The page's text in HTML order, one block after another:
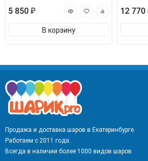
5 850 ₽
В корзину
12 770
Продажа и доставка шаров в Екатеринбурге.
Работаем с 2011 года.
Всегда в наличии более 1000 видов шаров.